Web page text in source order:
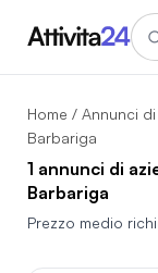
Home / Annunci
Barbariga
1 annunci di
Barbariga
Prezzo medio